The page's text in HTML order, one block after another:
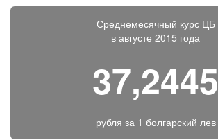
Среднемесячный курс ЦБ
в августе 2015 года
37,2445
рубля за 1 болгарский лев